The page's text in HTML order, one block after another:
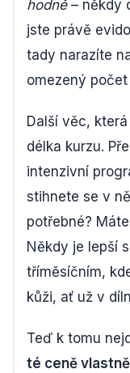
hodně– někdy
jste právě
tady narazíte
omezený počet
Další věc,
délka kurzu.
intenzivní
stihnete se v
potřebné?
Někdy je lepší
tříměsíčním,
kůži, ať už v
Teď k tomu
té ceně